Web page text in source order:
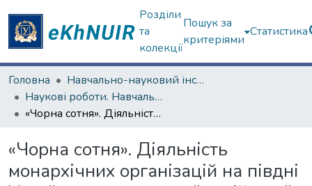
Розділи
та
колекції
Пошук за
критеріями
Статистика
Головна
Навчально-науковий інститут філософії, культурології, політології
Наукові роботи. Навчально-науковий інститут філософії, культурології, політології
«Чорна сотня». Діяльність монархічних організацій на півдні України в роки першої російської революції
«Чорна сотня». Діяльність
монархічних організацій на півдні